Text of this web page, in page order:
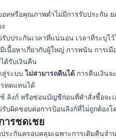
ทหรือคุณภาพต่ำไม่มีการรับประกัน
บประกันเวลาที่แน่นอน เวลาที่ระบุไ
นื้อหาเกี่ยวกับผู้ใหญ่ การพนัน การเ
ด้รับเงินคืน
สู่ระบบไม่สามารถคืนได้ การคืนเงินจ
ทดแทนได้
ลิงก์ หรือซ่อนบัญชีก่อนที่คำสั่งซื้อจะ
บผิดชอบต่อการป้อนลิงก์ที่ไม่ถูกต้อง
ารชดเชย
ระกันครอบคลุมเฉพาะการเติมคืนจ